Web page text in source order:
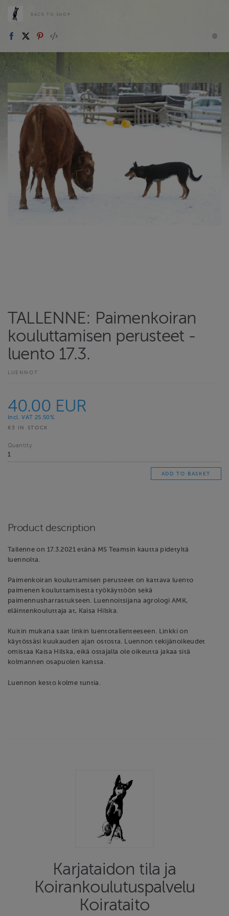
BACK TO SHOP
TALLENNE: Paimenkoiran
kouluttamisen perusteet -
luento 17.3.
LUENNOT
40.00 EUR
Incl. VAT 25.50%
63 IN STOCK
Quantity
Product description
Tallenne on 17.3.2021 etänä MS Teamsin kautta pidetyltä
luennolta.
Paimenkoiran kouluttamisen perusteet on kattava luento
paimenen kouluttamisesta työkäyttöön sekä
paimennusharrastukseen. Luennoitsijana agrologi AMK,
eläintenkouluttaja at, Kaisa Hilska.
Kuitin mukana saat linkin luentotallenteeseen. Linkki on
käytössäsi kuukauden ajan ostosta. Luennon tekijänoikeudet
omistaa Kaisa Hilska, eikä ostajalla ole oikeutta jakaa sitä
kolmannen osapuolen kanssa.
Luennon kesto kolme tuntia.
Karjataidon tila ja
Koirankoulutuspalvelu
Koirataito